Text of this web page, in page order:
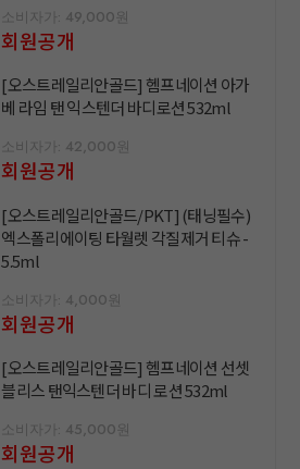
소비자가: 49,000원
회원공개
[오스트레일리안골드] 헴프네이션 아가
베 라임 탠 익스텐더 바디로션 532ml
소비자가: 42,000원
회원공개
[오스트레일리안골드/PKT] (태닝필수)
엑스폴리에이팅 타월렛 각질제거 티슈 -
5.5ml
소비자가: 4,000원
회원공개
[오스트레일리안골드] 헴프네이션 선셋
블리스 탠익스텐더 바디 로션 532ml
소비자가: 45,000원
회원공개